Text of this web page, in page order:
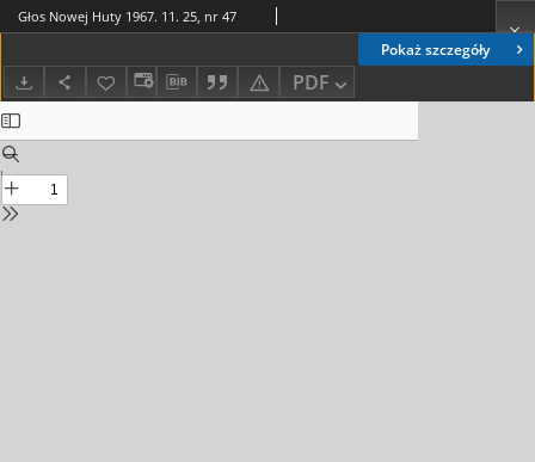
Pokaż szczegóły
PDF
Głos Nowej Huty 1967. 11. 25, nr 47